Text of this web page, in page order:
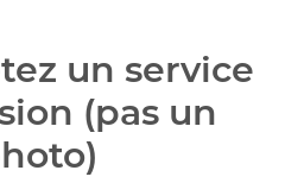
un service
(pas un